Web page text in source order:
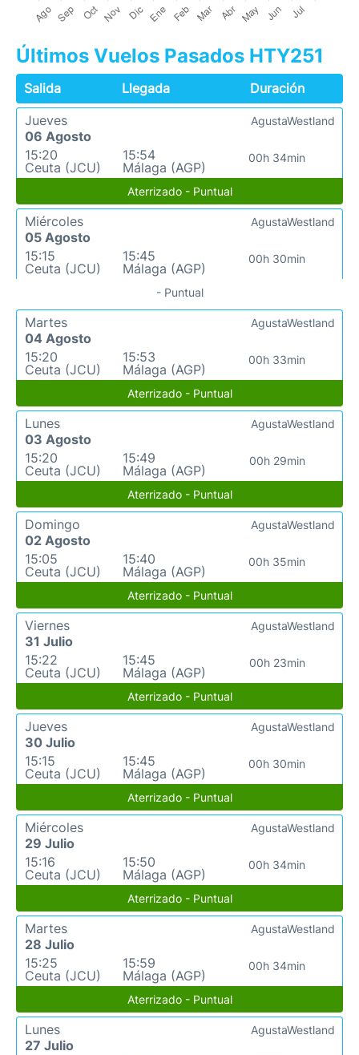
Últimos Vuelos Pasados HTY251
Salida Llegada
Duración
Jueves
06 Agosto
15:20
Ceuta (JCU)
15:54
Málaga (AGP)
00h 34min
AgustaWestland
Aterrizado - Puntual
Miércoles
05 Agosto
15:15
Ceuta (JCU)
15:45
Málaga (AGP)
00h 30min
AgustaWestland
- Puntual
Martes
04 Agosto
15:20
Ceuta (JCU)
15:53
Málaga (AGP)
00h 33min
AgustaWestland
Aterrizado - Puntual
Lunes
03 Agosto
15:20
Ceuta (JCU)
15:49
Málaga (AGP)
00h 29min
AgustaWestland
Aterrizado - Puntual
Domingo
02 Agosto
15:05
Ceuta (JCU)
15:40
Málaga (AGP)
00h 35min
AgustaWestland
Aterrizado - Puntual
Viernes
31 Julio
15:22
Ceuta (JCU)
15:45
Málaga (AGP)
00h 23min
AgustaWestland
Aterrizado - Puntual
Jueves
30 Julio
15:15
Ceuta (JCU)
15:45
Málaga (AGP)
00h 30min
AgustaWestland
Aterrizado - Puntual
Miércoles
29 Julio
15:16
Ceuta (JCU)
15:50
Málaga (AGP)
00h 34min
AgustaWestland
Aterrizado - Puntual
Martes
28 Julio
15:25
Ceuta (JCU)
15:59
Málaga (AGP)
00h 34min
AgustaWestland
Aterrizado - Puntual
Lunes
27 Julio
AgustaWestland